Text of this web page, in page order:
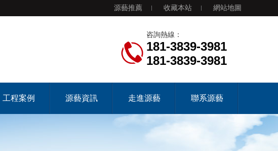
源藝推薦 收藏本站 網站地圖
咨詢熱線：
181-3839-3981
181-3839-3981
工程案例 源藝資訊 走進源藝 聯系源藝